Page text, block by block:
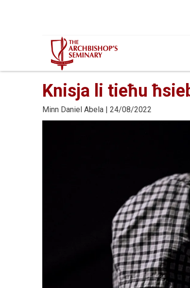
Knisja li tieħu
Minn Daniel Abela | 24/08/2022